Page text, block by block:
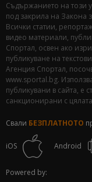
Съдържанието на този
под закрила на Закона
Всички статии,
видео материали,
Спортал, освен ако
публикуване на
Агенция Спортал,
www.sportal.bg.
публикувани в сайта, е
санкционирани с
Свали БЕЗПЛАТНОТО
iOS Android
Powered by: